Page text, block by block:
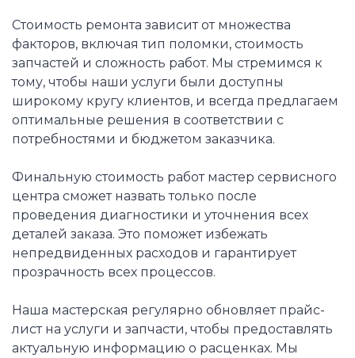
Стоимость ремонта зависит от множества
факторов, включая тип поломки, стоимость
запчастей и сложность работ. Мы стремимся к
тому, чтобы наши услуги были доступны
широкому кругу клиентов, и всегда предлагаем
оптимальные решения в соответствии с
потребностями и бюджетом заказчика.
Финальную стоимость работ мастер сервисного
центра сможет назвать только после
проведения диагностики и уточнения всех
деталей заказа. Это поможет избежать
непредвиденных расходов и гарантирует
прозрачность всех процессов.
Наша мастерская регулярно обновляет прайс-
лист на услуги и запчасти, чтобы предоставлять
актуальную информацию о расценках. Мы